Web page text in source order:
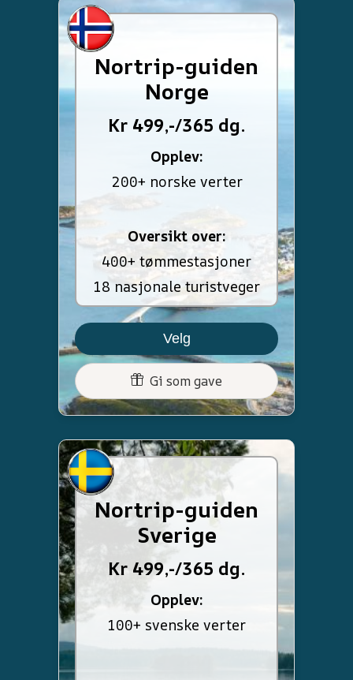
Nortrip-guiden
Norge
Kr 499,-/365 dg.
Opplev:
200+ norske verter
Oversikt over:
400+ tømmestasjoner
18 nasjonale turistveger
Velg
Gi som gave
Nortrip-guiden
Sverige
Kr 499,-/365 dg.
Opplev:
100+ svenske verter